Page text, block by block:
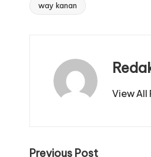
Tags:
way kanan
View All
Previous Post